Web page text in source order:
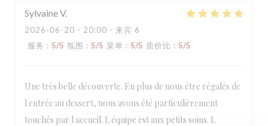
SylvaineV
2026-06-20 - 20:00 - 来宾 6
服务 : 5/5 氛围 : 5/5 菜单 : 5/5 质价比 : 5/5
Une très belle découverte. En plus de nous être régalés de
l entrée au dessert, nous avons été particulièrement
touchés par l accueil. L équipe est aux petits soins. L